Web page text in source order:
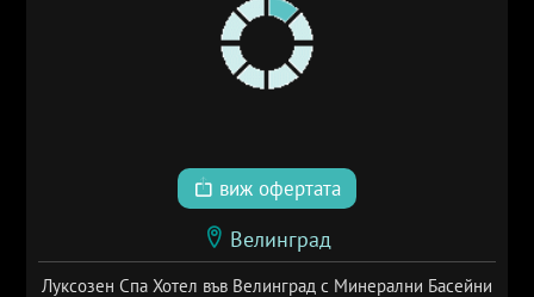
виж офертата
Велинград
Луксозен Спа Хотел във Велинград с Минерални Басейни